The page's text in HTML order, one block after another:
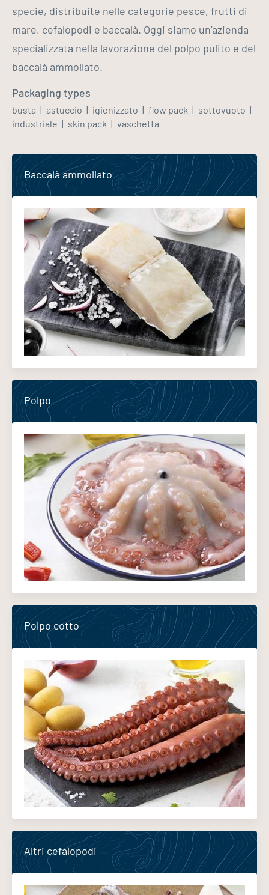
specie, distribuite nelle categorie pesce, frutti di
mare, cefalopodi e baccalà. Oggi siamo un’azienda
specializzata nella lavorazione del polpo pulito e del
baccalà ammollato.
Packaging types
busta astuccio igienizzato flow pack
sottovuoto
industriale
skin pack vaschetta
Baccalà ammollato
Polpo
Polpo cotto
Altri cefalopodi